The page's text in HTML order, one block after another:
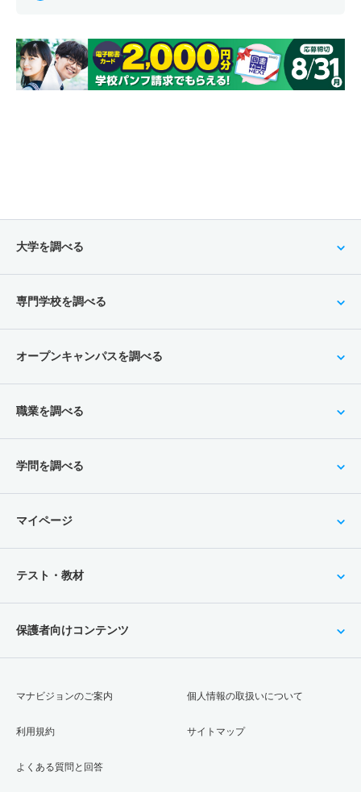
大学を調べる
専門学校を調べる
オープンキャンパスを調べる
職業を調べる
学問を調べる
マイページ
テスト・教材
保護者向けコンテンツ
マナビジョンのご案内
利用規約
よくある質問と回答
個人情報の取扱いについて
サイトマップ